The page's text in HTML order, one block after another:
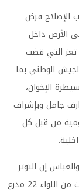
الإصلاح فرض
الأرض داخل
تعز التي قضت
الوطني بما
الإخوان،
جامل وبإشراف
من قبل كل
.
إن التوتر
والاشتباكات عادا إلى تعز، الخميس، إثر قيام وحدات من اللواء 22 مدرع